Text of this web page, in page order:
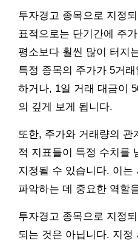
투자경고 종목으로 지정
표적으로는 단기간에 주
평소보다 훨씬 많이 터지
특정 종목의 주가가 5거
하거나, 1일 거래 대금이
의 깊게 보게 됩니다.
또한, 주가와 거래량의 관
적 지표들이 특정 수치를
지정될 수 있습니다. 이는
파악하는 데 중요한 역할
투자경고 종목으로 지정
되는 것은 아닙니다. 지정